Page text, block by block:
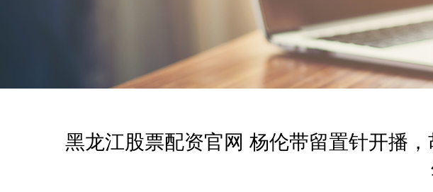
黑龙江股票配资官网 杨伦带留置针开播